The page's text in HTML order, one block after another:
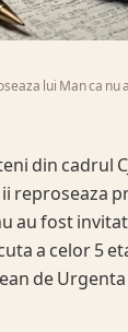
lui Man ca nu
din cadrul
reproseaza
au fost
a celor 5
de